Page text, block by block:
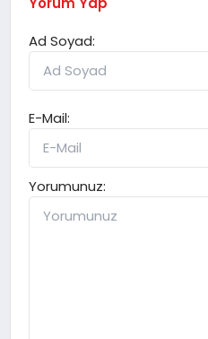
Ad Soyad:
E-Mail:
Yorumunuz: